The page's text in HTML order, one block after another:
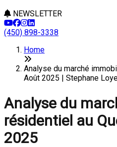
NEWSLETTER
(450) 898-3338
Home
Analyse du marché
Août 2025 | Stephane
Analyse du
résidentiel au
2025